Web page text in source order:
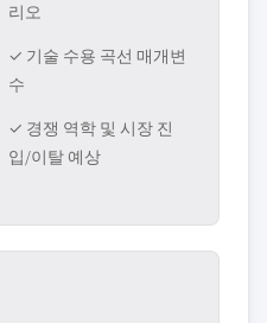
리오
✓ 기술 수용 곡선 매개변
수
✓ 경쟁 역학 및 시장 진
입/이탈 예상